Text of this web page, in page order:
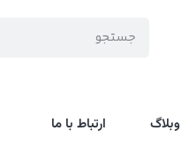
وبلاگ ارتباط با ما